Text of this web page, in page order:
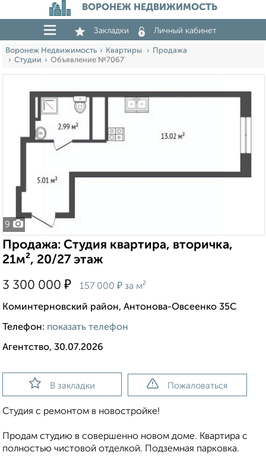
ВОРОНЕЖ НЕДВИЖИМОСТЬ
Закладки Личный кабинет
Воронеж Недвижимость Квартиры
Продажа
Студии
Объявление №7067
9
Продажа: Студия квартира, вторичка,
21м², 20/27 этаж
3 300 000 ₽ 157 000 ₽ за м²
Коминтерновский район, Антонова-Овсеенко 35С
Телефон: показать телефон
Агентство, 30.07.2026
В закладки Пожаловаться
Студия с ремонтом в новостройке!
Продам студию в совершенно новом доме. Квартира с
полностью чистовой отделкой. Подземная парковка.